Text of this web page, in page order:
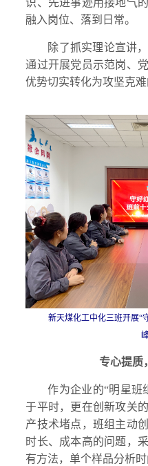
融入岗位、落到日常。
除了抓实理论宣讲
通过开展党员示范岗、
优势切实转化为攻坚克难
新天煤化工中化三班开展“
专心提质
作为企业的“明星班
于平时，更在创新攻关
产技术堵点，班组主动
时长、成本高的问题，
有方法，单个样品分析时